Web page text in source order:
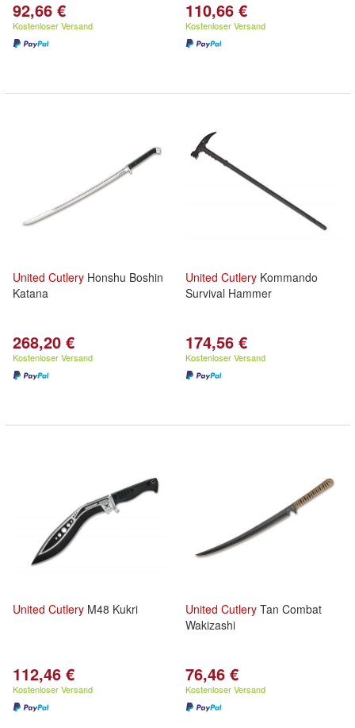
92,66 €
Kostenloser Versand
110,66 €
Kostenloser Versand
United Cutlery Honshu Boshin
Katana
268,20 €
Kostenloser Versand
United Cutlery Kommando
Survival Hammer
174,56 €
Kostenloser Versand
United Cutlery M48 Kukri
112,46 €
Kostenloser Versand
United Cutlery Tan Combat
Wakizashi
76,46 €
Kostenloser Versand